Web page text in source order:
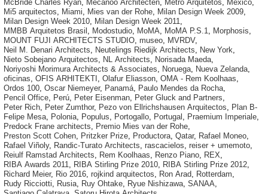
McBride Charles Ryan, Mecanoo Architecten, Metro Arquitetos, Mexico,
Mi5 arquitectos, Miami, Mies van der Rohe, Milan Design Week 2009,
Milan Design Week 2010, Milan Design Week 2011,
MMBB Arquitetos Brasil , Modostudio, MoMA, MoMA P.S.1, Morphosis,
MOUNT FUJI ARCHITECTS STUDIO, museo, MVRDV,
Neil M. Denari Architects, Neutelings Riedijk Architects, New York,
Nieto Sobejano Arquitectos, NL Architects, Norisada Maeda,
Noriyoshi Morimura Architects & Associates, Noruega, Nueva Zelanda,
oficinas, OFIS ARHITEKTI , Olafur Eliasson, OMA - Rem Koolhaas,
Ordos 100, Oscar Niemeyer, Panamá, Paulo Mendes da Rocha,
Pencil Office, Perú, Peter Eisenman, Peter Gluck and Partners,
Peter Rich, Peter Zumthor, Pezo von Ellrichshausen Arquitectos, Plan B-
Felipe Mesa, Polonia, Populus, Portogallo, Portugal , Praemium Imperiale,
Predock Frane architects, Premio Mies van der Rohe,
Preston Scott Cohen, Pritzker Prize, Productora, Qatar, Rafael Moneo,
Rafael Viñoly, Randic-Turato Architects, rascacielos, reiser + umemoto,
Reiulf Ramstad Architects, Rem Koolhaas, Renzo Piano, REX,
RIBA Awards 2011, RIBA Stirling Prize 2010, RIBA Stirling Prize 2012,
Richard Meier, Rio 2016, rojkind arquitectos, Ron Arad, Rotterdam,
Rudy Ricciotti, Rusia, Ruy Ohtake, Ryue Nishizawa, SANAA,